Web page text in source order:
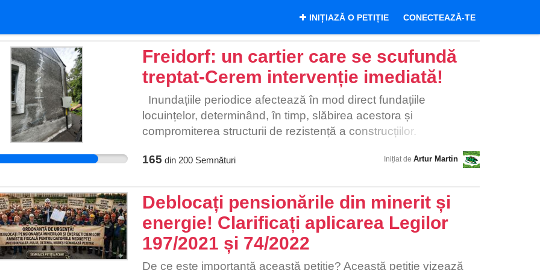
INIȚIAZĂ O PETIȚIE CONECTEAZĂ-TE
Freidorf: un cartier care se scufundă
treptat-Cerem intervenție imediată!
Inundațiile periodice afectează în mod direct fundațiile
locuințelor, determinând, în timp, slăbirea acestora și
compromiterea structurii de rezistență a construcțiilor.
atât în pereți, cât și în fundații. Astfel de degradări pot evolua
producerii unui cutremur, când riscul de prăbușire crește
considerabil. Împreună putem salva vieți și sprijini oameni aflați
într-o situație critică. Sunt familii care trăiesc zilnic cu teama că
locuințele lor se pot prăbuși, oameni care dorm noaptea cu
stresul că tavanul ar putea ceda în orice moment, care aud cum
165 din 200Semnături Inițiat de Artur Martin
Deblocați pensionările din minerit și
energie! Clarificați aplicarea Legilor
197/2021 și 74/2022
De ce este importantă această petiție? Această petiție vizează